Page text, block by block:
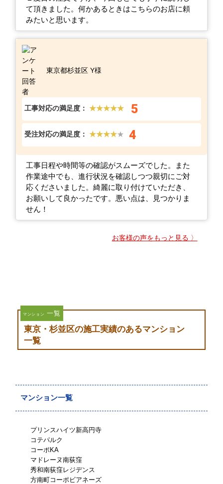
て頂きました。何かあるときはこちらのお店に頼
みたいと思います。
東京都杉並区 Y様
工事対応の満足度： ★★★★★ 5
受注対応の満足度： ★★★★★ 4
工事日程や時間等の確認がスムーズでした。また
作業途中でも、進行状況を確認しつつ親切にご対
応くださいました。綺麗に取り付けていただき、
お願いして良かったです。悪い点は、見つかりま
せん！
お客様の声をもっと見る 〉
マンション 一覧
東京・杉並区の施工実績のあるマンション
一覧
マンション一覧
プリンスハイツ新高円寺
コテパルク
コーポKA
マドレーヌ南荻窪
秀和南荻窪レジデンス
方南町コーポビアネーズ